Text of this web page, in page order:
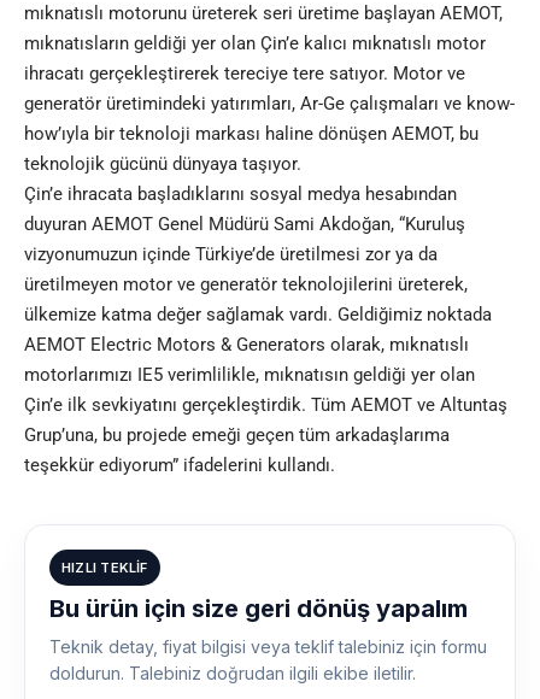
mıknatıslı motorunu üreterek seri üretime başlayan AEMOT,
mıknatısların geldiği yer olan Çin’e kalıcı mıknatıslı motor
ihracatı gerçekleştirerek tereciye tere satıyor. Motor ve
generatör üretimindeki yatırımları, Ar-Ge çalışmaları ve know-
how’ıyla bir teknoloji markası haline dönüşen AEMOT, bu
teknolojik gücünü dünyaya taşıyor.
Çin’e ihracata başladıklarını sosyal medya hesabından
duyuran AEMOT Genel Müdürü Sami Akdoğan, “Kuruluş
vizyonumuzun içinde Türkiye’de üretilmesi zor ya da
üretilmeyen motor ve generatör teknolojilerini üreterek,
ülkemize katma değer sağlamak vardı. Geldiğimiz noktada
AEMOT Electric Motors & Generators olarak, mıknatıslı
motorlarımızı IE5 verimlilikle, mıknatısın geldiği yer olan
Çin’e ilk sevkiyatını gerçekleştirdik. Tüm AEMOT ve Altuntaş
Grup’una, bu projede emeği geçen tüm arkadaşlarıma
teşekkür ediyorum” ifadelerini kullandı.
HIZLI TEKLIF
Bu ürün için size geri dönüş yapalım
Teknik detay, fiyat bilgisi veya teklif talebiniz için formu
doldurun. Talebiniz doğrudan ilgili ekibe iletilir.